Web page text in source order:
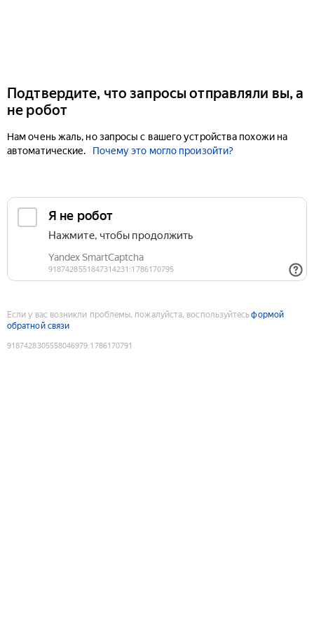
Подтвердите, что запросы отправляли вы, а
не робот
Нам очень жаль, но запросы с вашего устройства похожи на
автоматические.
Почему это могло произойти?
Если у вас возникли проблемы, пожалуйста, воспользуйтесьформой
обратной связи
9187428305558046979:1786170791